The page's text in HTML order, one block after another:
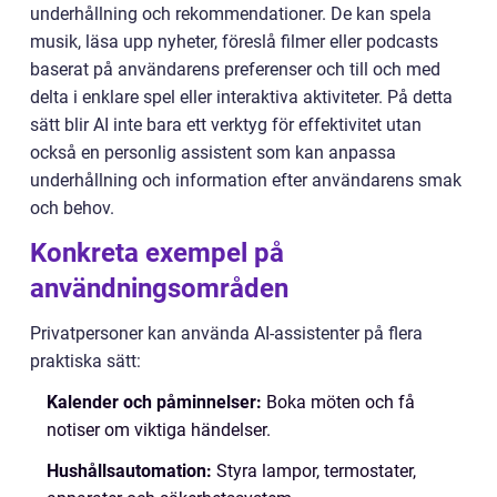
underhållning och rekommendationer. De kan spela
musik, läsa upp nyheter, föreslå filmer eller podcasts
baserat på användarens preferenser och till och med
delta i enklare spel eller interaktiva aktiviteter. På detta
sätt blir AI inte bara ett verktyg för effektivitet utan
också en personlig assistent som kan anpassa
underhållning och information efter användarens smak
och behov.
Konkreta exempel på
användningsområden
Privatpersoner kan använda AI-assistenter på flera
praktiska sätt:
Kalender och påminnelser: Boka möten och få
notiser om viktiga händelser.
Hushållsautomation: Styra lampor, termostater,